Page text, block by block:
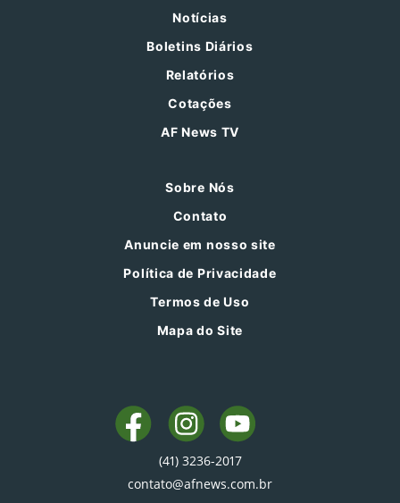
Notícias
Boletins Diários
Relatórios
Cotações
AF News TV
Sobre Nós
Contato
Anuncie em nosso site
Política de Privacidade
Termos de Uso
Mapa do Site
(41) 3236-2017
contato@afnews.com.br